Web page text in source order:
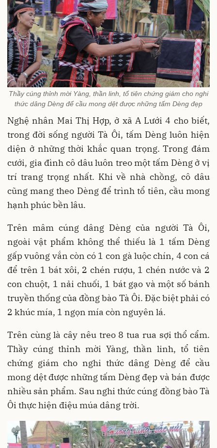
Thầy cúng thỉnh mời Yàng, thần linh, tổ tiên chứng giám cho nghi
thức dâng Dèng để cầu mong dệt được những tấm Dèng đẹp
Nghệ nhân Mai Thị Hợp, ở xã A Lưới 4 cho biết,
trong đời sống người Tà Ôi, tấm Dèng luôn hiện
diện ở những thời khắc quan trọng. Trong đám
cưới, gia đình cô dâu luôn treo một tấm Dèng ở vị
trí trang trọng nhất. Khi về nhà chồng, cô dâu
cũng mang theo Dèng để trình tổ tiên, cầu mong
hạnh phúc bền lâu.
Trên mâm cúng dâng Dèng của người Tà Ôi,
ngoài vật phẩm không thể thiếu là 1 tấm Dèng
gấp vuông vắn còn có 1 con gà luộc chín, 4 con cá
để trên 1 bát xôi, 2 chén rượu, 1 chén nước và 2
con chuột, 1 nải chuối, 1 bát gạo và một số bánh
truyền thống của đồng bào Tà Ôi. Đặc biệt phải có
2 khúc mía, 1 ngọn mía còn nguyên lá.
Trên cùng là cây nêu treo 8 tua rua sợi thổ cẩm.
Thầy cúng thỉnh mời Yàng, thần linh, tổ tiên
chứng giám cho nghi thức dâng Dèng để cầu
mong dệt được những tấm Dèng đẹp và bán được
nhiều sản phẩm. Sau nghi thức cúng đồng bào Tà
Ôi thực hiện điệu múa dâng trời.